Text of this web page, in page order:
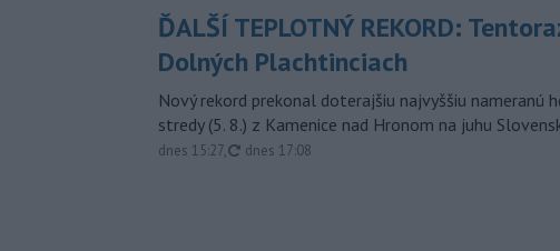
ĎALŠÍ TEPLOTNÝ REKORD:
Dolných Plachtinciach
Nový rekord prekonal doterajšiu najvyššiu nameranú
stredy (5. 8.) z Kamenice nad Hronom na juhu
dnes 15:27, aktualizované
dnes 17:08